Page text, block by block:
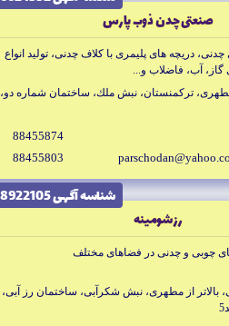
صنعتى چدن ذوب پارس
چدنى، دريچه هاى پليمرى با كلاف چدنى، توليد انواع
گاز، آب، فاضلاب و...
تركمنستان، نبش ملك، ساختمان شماره دو،
88455874
88455803
شناسه آگهى 8188922105
رز شومينه
چوبى و چدنى در فضاهاى مختلف
بالاتر از مطهرى، نبش شكرآبى، ساختمان رز آبى،